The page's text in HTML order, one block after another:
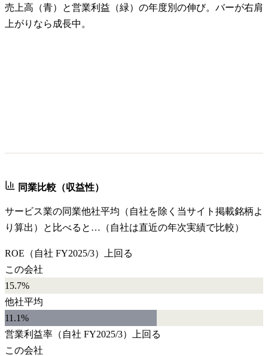
売上高（青）と営業利益（緑）の年度別の伸び。バーが右肩
上がりなら成長中。
同業比較（収益性）
サービス業の同業他社平均（自社を除く当サイト掲載銘柄よ
り算出）と比べると…（自社は直近の年次実績で比較）
ROE （自社 FY2025/3）
上回る
この会社
15.7%
他社平均
11.1%
営業利益率 （自社 FY2025/3）
上回る
この会社